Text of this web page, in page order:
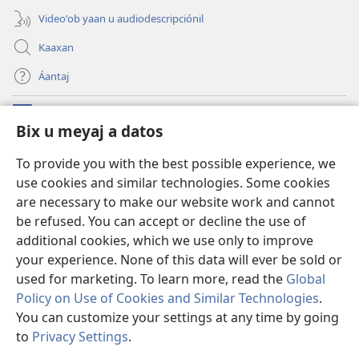
Bix u meyaj a datos
To provide you with the best possible experience, we
use cookies and similar technologies. Some cookies
are necessary to make our website work and cannot
be refused. You can accept or decline the use of
additional cookies, which we use only to improve
your experience. None of this data will ever be sold or
used for marketing. To learn more, read the Global
Policy on Use of Cookies and Similar Technologies.
You can customize your settings at any time by going
to Privacy Settings.
Videoʼob yaan u audiodescripciónil
Kaaxan
Áantaj
(opens
new
Biblioteca ich Internet tiʼ le Watchtoweroʼ™
(opens
new
window)JW Hub
(opens
new
window)Aplicación JW Library ®
Copyright© 2026 Watch Tower Bible and Tract Society of Pennsylvania.
BIX UNAJ U MEYAJTECH